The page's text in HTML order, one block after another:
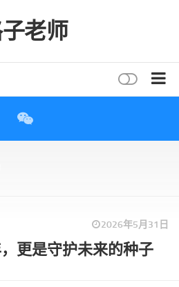
老师
2026年5月31日
更是守护未来的种子